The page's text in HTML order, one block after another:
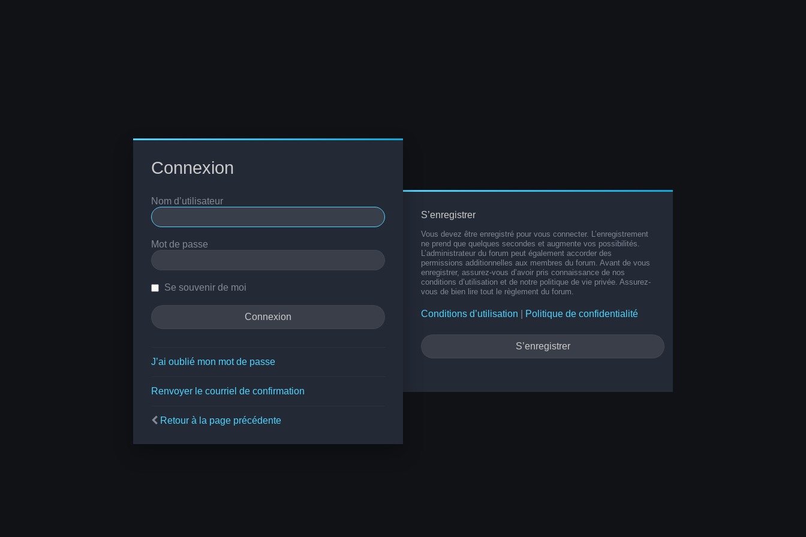
Connexion
Nom d’utilisateur
Mot de passe
Se souvenir de moi
J’ai oublié mon mot de passe
Renvoyer le courriel de confirmation
Retour à la page précédente
S’enregistrer
Vous devez être enregistré pour vous connecter. L’enregistrement
ne prend que quelques secondes et augmente vos possibilités.
L’administrateur du forum peut également accorder des
permissions additionnelles aux membres du forum. Avant de vous
enregistrer, assurez-vous d’avoir pris connaissance de nos
conditions d’utilisation et de notre politique de vie privée. Assurez-
vous de bien lire tout le règlement du forum.
Conditions d’utilisation Politique de confidentialité
S’enregistrer